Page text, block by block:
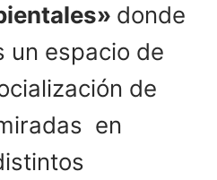
donde
un espacio de
de
en